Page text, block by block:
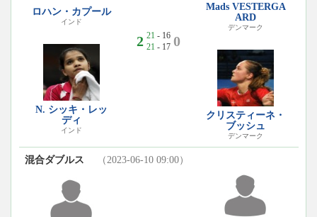
ロハン・カプール
インド
N. シッキ・レッ
ディ
インド
2 21 - 16
21 - 17 0
Mads VESTERGA
ARD
デンマーク
クリスティーネ・
ブッシュ
デンマーク
混合ダブルス （2023-06-10 09:00）